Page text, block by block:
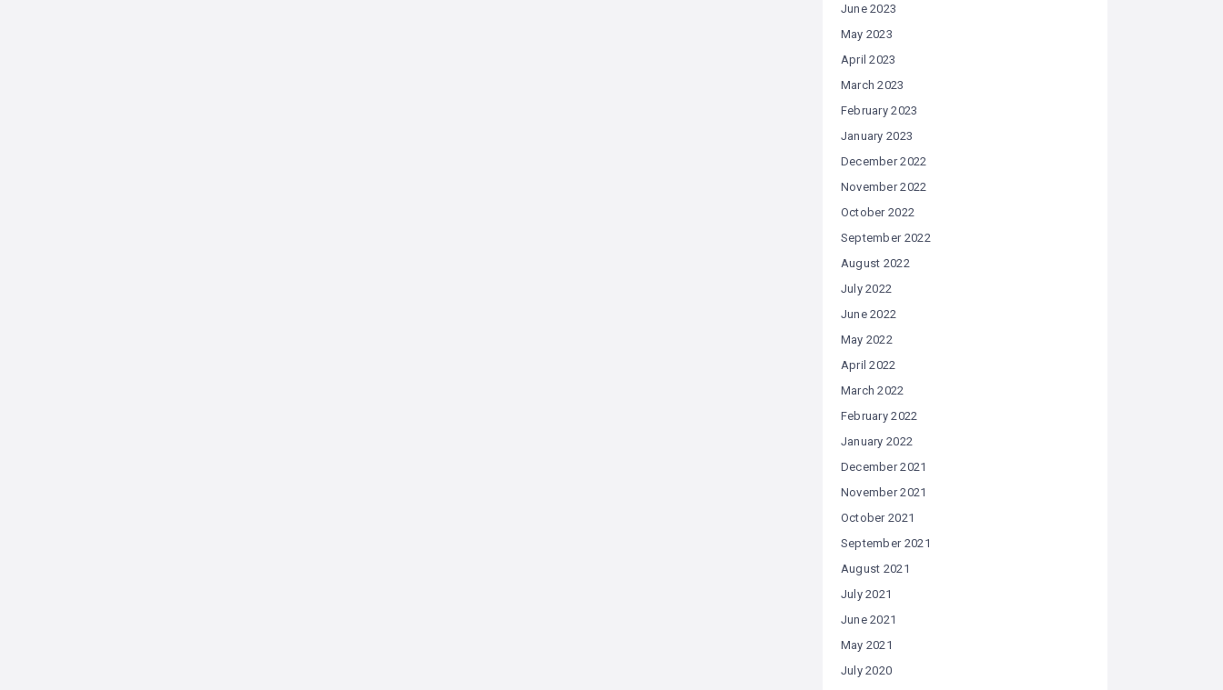
June 2023
May 2023
April 2023
March 2023
February 2023
January 2023
December 2022
November 2022
October 2022
September 2022
August 2022
July 2022
June 2022
May 2022
April 2022
March 2022
February 2022
January 2022
December 2021
November 2021
October 2021
September 2021
August 2021
July 2021
June 2021
May 2021
July 2020